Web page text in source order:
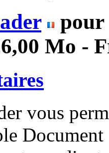
pour
Mo -
vous